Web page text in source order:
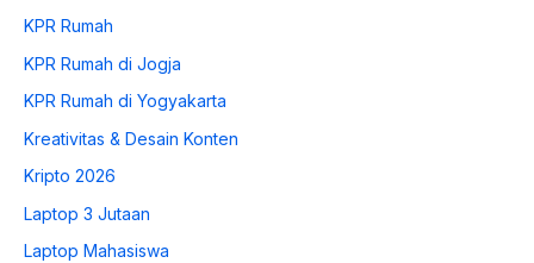
KPR Rumah
KPR Rumah di Jogja
KPR Rumah di Yogyakarta
Kreativitas & Desain Konten
Kripto 2026
Laptop 3 Jutaan
Laptop Mahasiswa